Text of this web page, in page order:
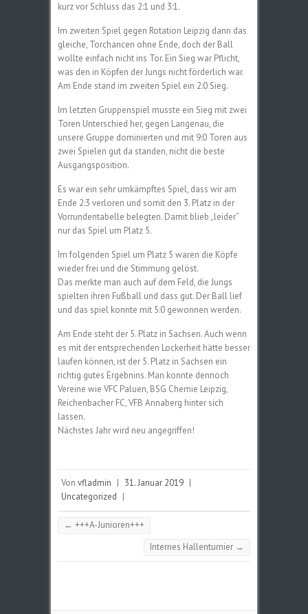
kurz vor Schluss das 2:1 und 3:1.
Im zweiten Spiel gegen Rotation Leipzig dann das
gleiche, Torchancen ohne Ende, doch der Ball
wollte einfach nicht ins Tor. Ein Sieg war Pflicht,
was den in Köpfen der Jungs nicht förderlich war.
Am Ende stand im zweiten Spiel ein 2:0 Sieg.
Im letzten Gruppenspiel musste ein Sieg mit zwei
Toren Unterschied her, gegen Langenau, die
unsere Gruppe dominierten und mit 9:0 Toren aus
zwei Spielen gut da standen, nicht die beste
Ausgangsposition.
Es war ein sehr umkämpftes Spiel, dass wir am
Ende 2:3 verloren und somit den 3. Platz in der
Vorrundentabelle belegten. Damit blieb „leider“
nur das Spiel um Platz 5.
Im folgenden Spiel um Platz 5 waren die Köpfe
wieder frei und die Stimmung gelöst.
Das merkte man auch auf dem Feld, die Jungs
spielten ihren Fußball und dass gut. Der Ball lief
und das spiel konnte mit 5:0 gewonnen werden.
Am Ende steht der 5. Platz in Sachsen. Auch wenn
es mit der entsprechenden Lockerheit hätte besser
laufen können, ist der 5. Platz in Sachsen ein
richtig gutes Ergebnins. Man konnte dennoch
Vereine wie VFC Paluen, BSG Chemie Leipzig,
Reichenbacher FC, VFB Annaberg hinter sich
lassen.
Nächstes Jahr wird neu angegriffen!
Von vfladmin | 31. Januar 2019 |
Uncategorized |
← +++A-Junioren+++
Internes Hallenturnier →